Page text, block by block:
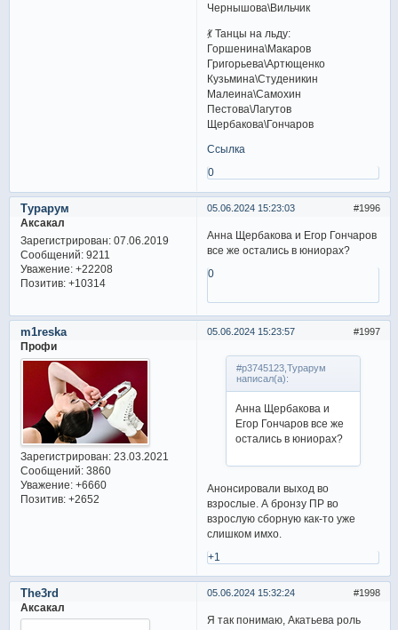
Чернышова\Вильчик
💃 Танцы на льду:
Горшенина\Макаров
Григорьева\Артющенко
Кузьмина\Студеникин
Малеина\Самохин
Пестова\Лагутов
Щербакова\Гончаров
Ссылка
0
1996
05.06.2024 15:23:03
Турарум
Аксакал
Зарегистрирован: 07.06.2019
Сообщений:9211
Уважение: +22208
Позитив: +10314
Анна Щербакова и Егор Гончаров
все же остались в юниорах?
0
1997
05.06.2024 15:23:57
m1reska
Профи
Зарегистрирован: 23.03.2021
Сообщений:3860
Уважение: +6660
Позитив: +2652
#p3745123,Турарум
написал(а):
Анна Щербакова и
Егор Гончаров все же
остались в юниорах?
Анонсировали выход во
взрослые. А бронзу ПР во
взрослую сборную как-то уже
слишком имхо.
+1
1998
05.06.2024 15:32:24
The3rd
Аксакал
Я так понимаю, Акатьева роль